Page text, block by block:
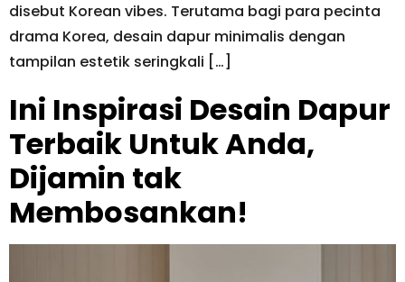
disebut Korean vibes. Terutama bagi para pecinta
drama Korea, desain dapur minimalis dengan
tampilan estetik seringkali […]
Ini Inspirasi Desain Dapur
Terbaik Untuk Anda,
Dijamin tak
Membosankan!